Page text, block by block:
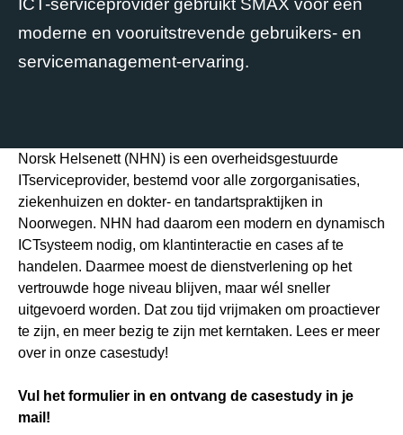
ICT-serviceprovider gebruikt SMAX voor een
moderne en vooruitstrevende gebruikers- en
servicemanagement-ervaring.
Norsk Helsenett (NHN) is een overheidsgestuurde
ITserviceprovider, bestemd voor alle zorgorganisaties,
ziekenhuizen en dokter- en tandartspraktijken in
Noorwegen. NHN had daarom een modern en dynamisch
ICTsysteem nodig, om klantinteractie en cases af te
handelen. Daarmee moest de dienstverlening op het
vertrouwde hoge niveau blijven, maar wél sneller
uitgevoerd worden. Dat zou tijd vrijmaken om proactiever
te zijn, en meer bezig te zijn met kerntaken. Lees er meer
over in onze casestudy!
Vul het formulier in en ontvang de casestudy in je
mail!